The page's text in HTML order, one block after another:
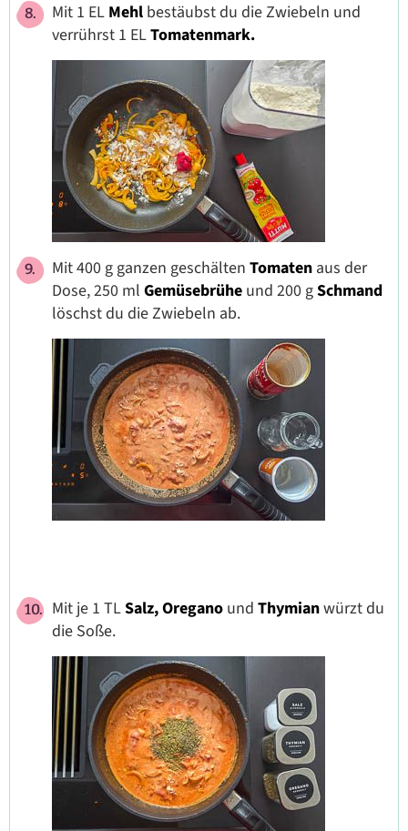
Mit 1 EL Mehl bestäubst du die Zwiebeln und
verrührst 1 ELTomatenmark.
Mit 400 g ganzen geschälten Tomaten aus der
Dose, 250 ml Gemüsebrühe und 200 gSchmand
löschst du die Zwiebeln ab.
Mit je 1 TLSalz,Oregano und Thymianwürzt du
die Soße.